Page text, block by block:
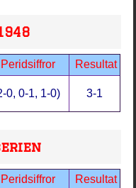
Peridsiffror Resultat
0, 0-1, 1-0) 3-1
Peridsiffror Resultat